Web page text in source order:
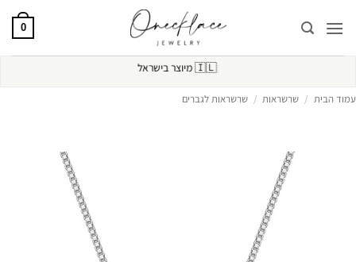
0
🇮🇱מיוצר בישראל
עמוד הבית / שרשראות / שרשראות לגברים